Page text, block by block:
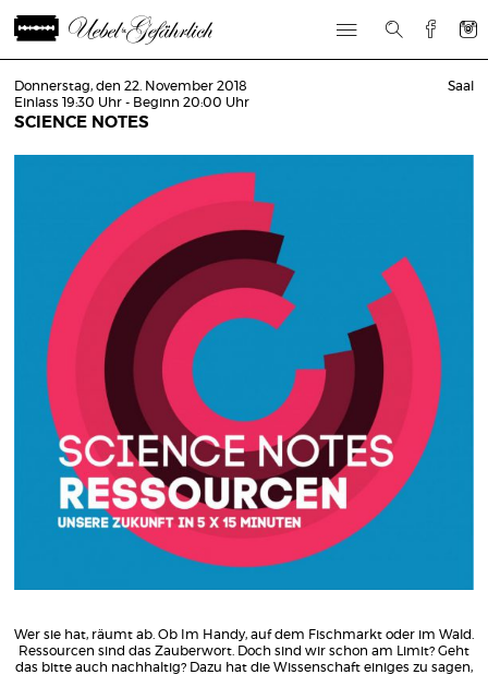
Donnerstag, den 22. November 2018
Einlass 19:30 Uhr - Beginn 20:00 Uhr
SCIENCE NOTES
Saal
Wer sie hat, räumt ab. Ob Im Handy, auf dem Fischmarkt oder im Wald.
Ressourcen sind das Zauberwort. Doch sind wir schon am Limit? Geht
das bitte auch nachhaltig? Dazu hat die Wissenschaft einiges zu sagen,